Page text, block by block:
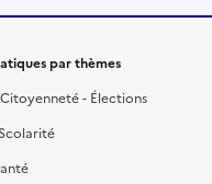
par thèmes
- Élections